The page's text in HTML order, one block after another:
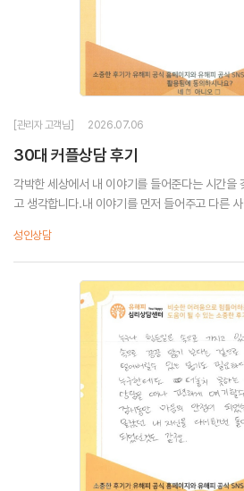
[관리자 고객님] 2026.07.06
30대 커플상담 후기
각박한 세상에서 내 이야기를 들어준다는 시간을
고 생각합니다.내 이야기를 먼저 들어주고 다른
성인상담